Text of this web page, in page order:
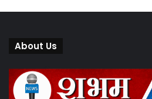
About Us